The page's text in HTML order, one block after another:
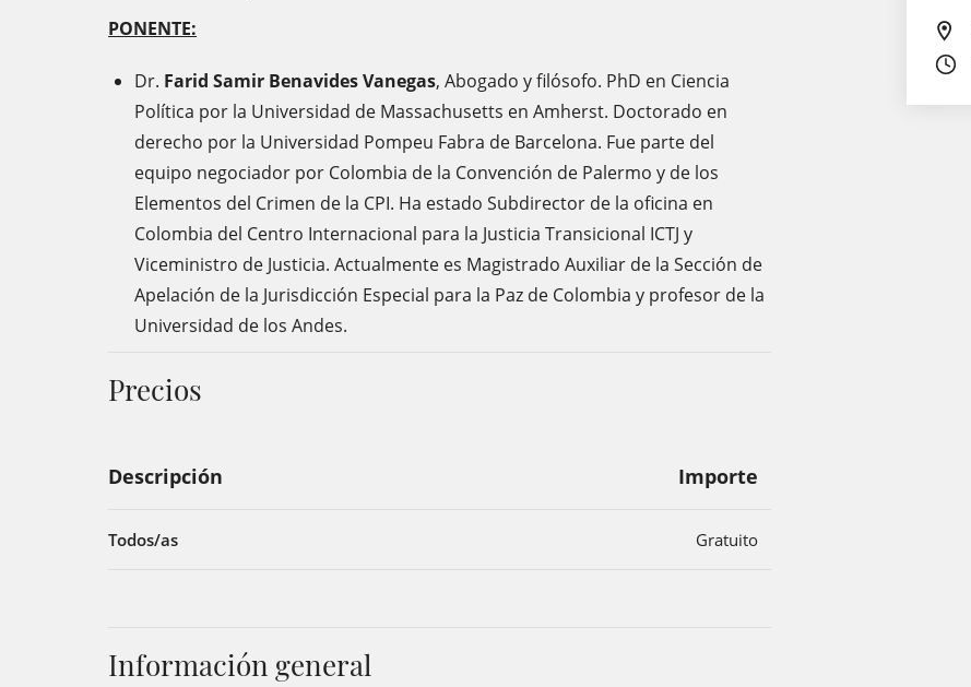
PONENTE:
Dr. Farid Samir Benavides Vanegas, Abogado y filósofo. PhD en Ciencia
Política por la Universidad de Massachusetts en Amherst. Doctorado en
derecho por la Universidad Pompeu Fabra de Barcelona. Fue parte del
equipo negociador por Colombia de la Convención de Palermo y de los
Elementos del Crimen de la CPI. Ha estado Subdirector de la oficina en
Colombia del Centro Internacional para la Justicia Transicional ICTJ y
Viceministro de Justicia. Actualmente es Magistrado Auxiliar de la Sección de
Apelación de la Jurisdicción Especial para la Paz de Colombia y profesor de la
Universidad de los Andes.
Precios
Descripción Importe
Todos/as Gratuito
Información general